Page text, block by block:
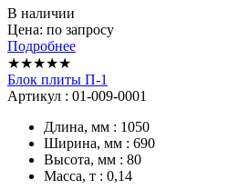
В наличии
Цена: по запросу
Подробнее
★★★★★
Блок плиты П-1
Артикул : 01-009-0001
Длина, мм : 1050
Ширина, мм : 690
Высота, мм : 80
Масса, т : 0,14